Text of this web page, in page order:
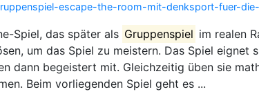
escape-the-room-mit-denksport-fuer-
Spiel, das später als Gruppenspiel im realen
um das Spiel zu meistern. Das Spiel eignet
dann begeistert mit. Gleichzeitig üben sie
Beim vorliegenden Spiel geht es ...